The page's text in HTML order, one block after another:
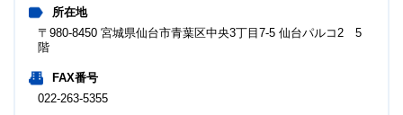
所在地
〒980-8450 宮城県仙台市青葉区中央3丁目7-5 仙台パルコ2 5
階
FAX番号
022-263-5355